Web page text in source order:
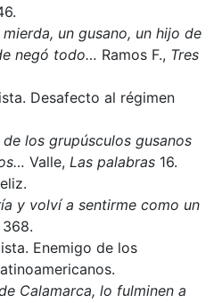
un gusano, un hijo de
negó todo… Ramos F., Tres
Desafecto al régimen
los grupúsculos gusanos
Valle, Las palabras 16.
y volví a sentirme como un
368.
Enemigo de los
Calamarca, lo fulminen a